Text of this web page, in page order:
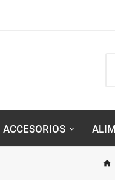
ACCESORIOS